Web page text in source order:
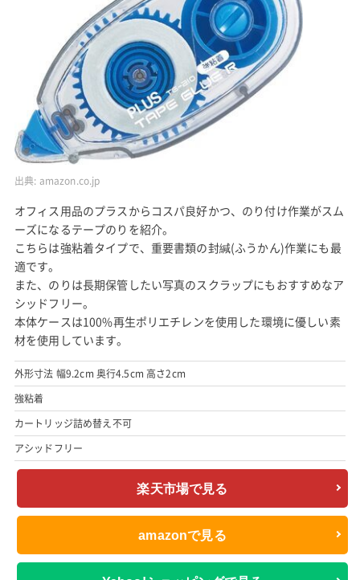
出典: amazon.co.jp
オフィス用品のプラスからコスパ良好かつ、のり付け作業がスム
ーズになるテープのりを紹介。
こちらは強粘着タイプで、重要書類の封緘(ふうかん)作業にも最
適です。
また、のりは長期保管したい写真のスクラップにもおすすめなア
シッドフリー。
本体ケースは100%再生ポリエチレンを使用した環境に優しい素
材を使用しています。
外形寸法 幅9.2cm 奥行4.5cm 高さ2cm
強粘着
カートリッジ詰め替え不可
アシッドフリー
楽天市場で見る
amazonで見る